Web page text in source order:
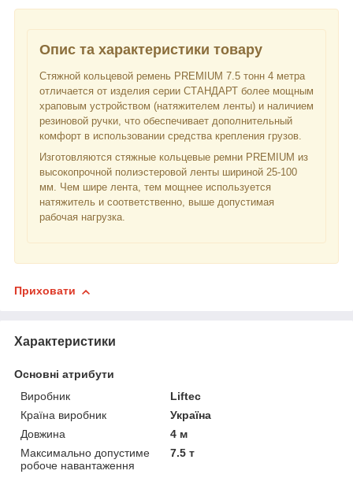
Опис та характеристики товару
Стяжной кольцевой ремень PREMIUM 7.5 тонн 4 метра
отличается от изделия серии СТАНДАРТ более мощным
храповым устройством (натяжителем ленты) и наличием
резиновой ручки, что обеспечивает дополнительный
комфорт в использовании средства крепления грузов.
Изготовляются стяжные кольцевые ремни PREMIUM из
высокопрочной полиэстеровой ленты шириной 25-100
мм. Чем шире лента, тем мощнее используется
натяжитель и соответственно, выше допустимая
рабочая нагрузка.
Приховати
Характеристики
Основні атрибути
Виробник
Liftec
Країна виробник
Україна
Довжина
4 м
Максимально допустиме
робоче навантаження
7.5 т